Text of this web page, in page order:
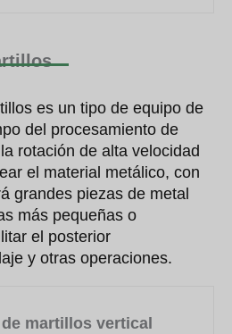
es un tipo de equipo de
del procesamiento de
rotación de alta velocidad
el material metálico, con
grandes piezas de metal
más pequeñas o
el posterior
y otras operaciones.
martillos vertical